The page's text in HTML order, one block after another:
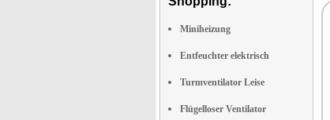
Miniheizung
Entfeuchter elektrisch
Turmventilator Leise
Flügelloser Ventilator